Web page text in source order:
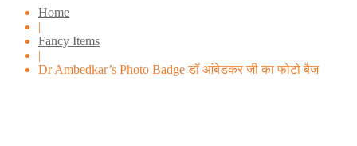
Home
|
Fancy Items
|
Dr Ambedkar’s Photo Badge डॉ आंबेडकर जी का फोटो बैज